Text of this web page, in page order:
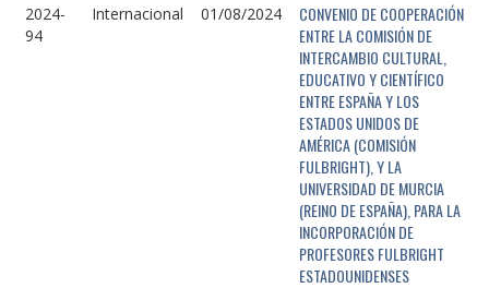
2024-
94
Internacional 01/08/2024
CONVENIO DE COOPERACIÓN
ENTRE LA COMISIÓN DE
INTERCAMBIO CULTURAL,
EDUCATIVO Y CIENTÍFICO
ENTRE ESPAÑA Y LOS
ESTADOS UNIDOS DE
AMÉRICA (COMISIÓN
FULBRIGHT), Y LA
UNIVERSIDAD DE MURCIA
(REINO DE ESPAÑA), PARA LA
INCORPORACIÓN DE
PROFESORES FULBRIGHT
ESTADOUNIDENSES